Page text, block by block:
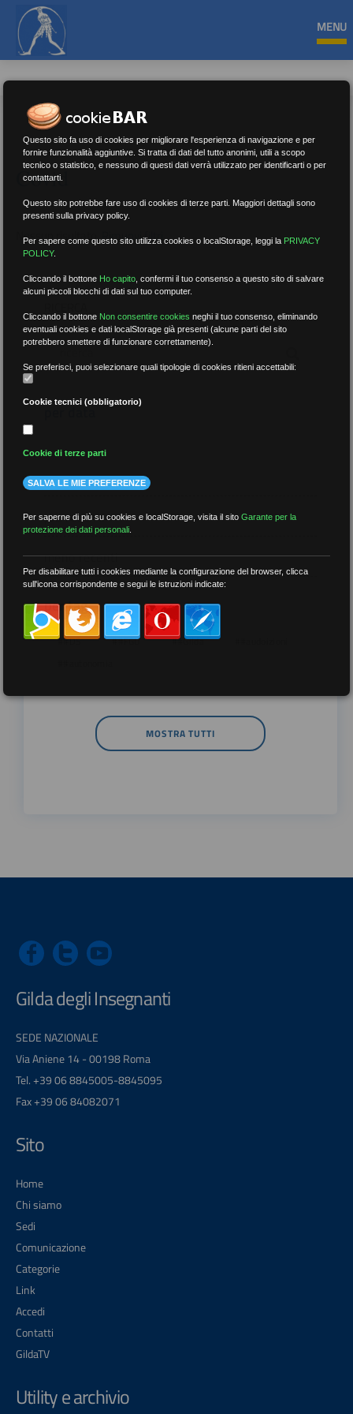
MENU
Covid
Nessun risultato.Rimuovi filtri
per data
più recenti
meno recenti
per tag
##DS ##FGU ##Gilda
MOSTRA TUTTI
Gilda degli Insegnanti
SEDE NAZIONALE
Via Aniene 14 - 00198 Roma
Tel. +39 06 8845005-8845095
Fax +39 06 84082071
Sito
Home
Chi siamo
Sedi
Comunicazione
Categorie
Link
Accedi
Contatti
GildaTV
Utility e archivio
Questo sito fa uso di cookies per migliorare l'esperienza di navigazione e per
fornire funzionalità aggiuntive. Si tratta di dati del tutto anonimi, utili a scopo
tecnico o statistico, e nessuno di questi dati verrà utilizzato per identificarti o per
contattarti.
Questo sito potrebbe fare uso di cookies di terze parti. Maggiori dettagli sono
presenti sulla privacy policy.
Per sapere come questo sito utilizza cookies o localStorage, leggi la PRIVACY
POLICY.
Cliccando il bottone Ho capito ,confermi il tuo consenso a questo sito di salvare
alcuni piccoli blocchi di dati sul tuo computer.
Cliccando il bottone Non consentire cookies neghi il tuo consenso, eliminando
eventuali cookies e dati localStorage già presenti (alcune parti del sito
potrebbero smettere di funzionare correttamente).
Se preferisci, puoi selezionare quali tipologie di cookies ritieni accettabili:
Cookie tecnici (obbligatorio)
Cookie di terze parti
SALVA LE MIE PREFERENZE
Per saperne di più su cookies e localStorage, visita il sitoGarante per la
protezione dei dati personali
Per disabilitare tutti i cookies mediante la configurazione del browser, clicca
sull'icona corrispondente e segui le istruzioni indicate: